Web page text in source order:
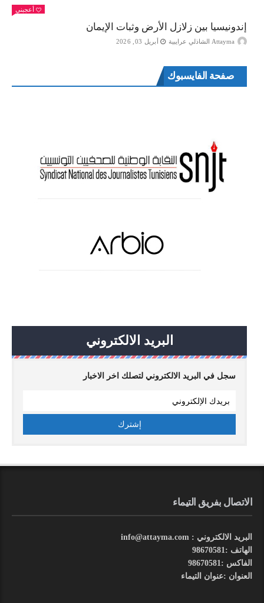
أعجبني
إندونيسيا بين زلازل الأرض وثبات الإيمان
Attayma الشاذلي عرايبية أبريل 03, 2026
صفحة الفايسبوك
البريد الالكتروني
سجل في البريد الالكتروني لتصلك اخر الاخبار
الاتصال بفريق التيماء
البريد الالكتروني : info@attayma.com
الهاتف :98670581
الفاكس :98670581
العنوان :عنوان التيماء